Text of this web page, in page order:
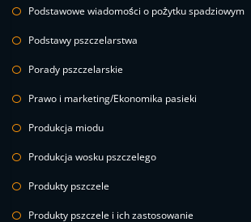
Podstawowe wiadomości o pożytku spadziowym
Podstawy pszczelarstwa
Porady pszczelarskie
Prawo i marketing/Ekonomika pasieki
Produkcja miodu
Produkcja wosku pszczelego
Produkty pszczele
Produkty pszczele i ich zastosowanie